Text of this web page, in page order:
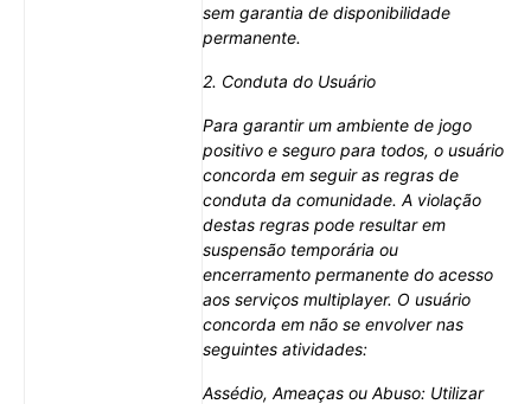
sem garantia de disponibilidade
permanente.
2. Conduta do Usuário
Para garantir um ambiente de jogo
positivo e seguro para todos, o usuário
concorda em seguir as regras de
conduta da comunidade. A violação
destas regras pode resultar em
suspensão temporária ou
encerramento permanente do acesso
aos serviços multiplayer. O usuário
concorda em não se envolver nas
seguintes atividades:
Assédio, Ameaças ou Abuso: Utilizar